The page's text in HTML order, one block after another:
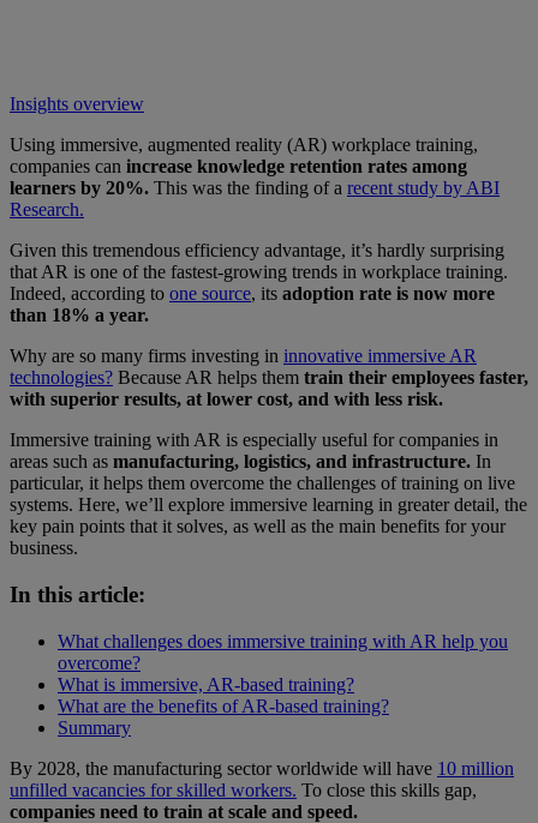
Insights overview
Using immersive, augmented reality (AR) workplace training,
companies can increase knowledge retention rates among
learners by 20%. This was the finding of a recent study by ABI
Research.
Given this tremendous efficiency advantage, it’s hardly surprising
that AR is one of the fastest-growing trends in workplace training.
Indeed, according to one source, its adoption rate is now more
than 18% a year.
Why are so many firms investing in innovative immersive AR
technologies? Because AR helps them train their employees faster,
with superior results, at lower cost, and with less risk.
Immersive training with AR is especially useful for companies in
areas such as manufacturing, logistics, and infrastructure. In
particular, it helps them overcome the challenges of training on live
systems. Here, we’ll explore immersive learning in greater detail, the
key pain points that it solves, as well as the main benefits for your
business.
In this article:
What challenges does immersive training with AR help you
overcome?
What is immersive, AR-based training?
What are the benefits of AR-based training?
Summary
By 2028, the manufacturing sector worldwide will have 10 million
unfilled vacancies for skilled workers. To close this skills gap,
companies need to train at scale and speed.